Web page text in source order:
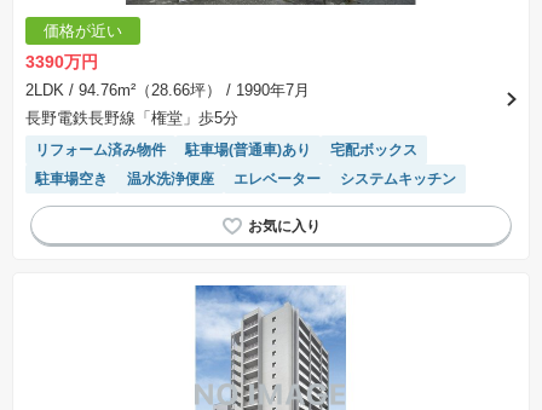
価格が近い
3390万円
2LDK / 94.76m²（28.66坪）
/ 1990年7月
長野電鉄長野線「権堂」歩5分
リフォーム済み物件 駐車場(普通車)あり
宅配ボックス
駐車場空き
温水洗浄便座 エレベーター システムキッチン